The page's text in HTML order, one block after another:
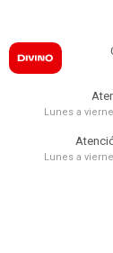
Lunes a
Lunes a